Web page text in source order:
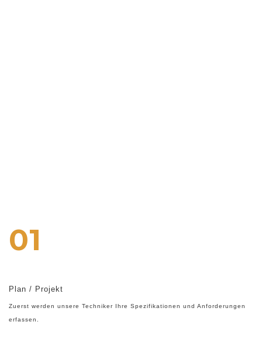
01
Plan / Projekt
Zuerst werden unsere Techniker Ihre Spezifikationen und Anforderungen
erfassen.